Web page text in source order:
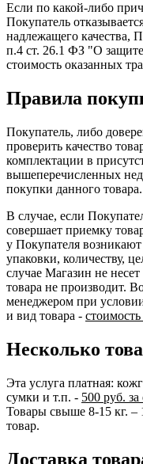
Если по какой-либо
Покупатель
надлежащего качества,
п.4 ст. 26.1 ФЗ "О
стоимость оказанных
Правила
Покупатель, либо
проверить качество
комплектации в
вышеперечисленных
покупки данного товара.
В случае, если
совершает приемку
у Покупателя возникают
упаковки, количеству,
случае Магазин не
товара не производит.
менеджером при
и вид товара -
Несколько
Эта услуга платная:
сумки и т.п. - 500 руб.
Товары свыше 8-15 кг. –
товар.
Доставка